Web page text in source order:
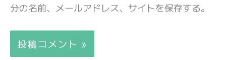
分の名前、メールアドレス、サイトを保存する。